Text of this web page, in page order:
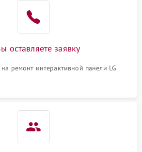
оставляете заявку
на ремонт интерактивной панели LG